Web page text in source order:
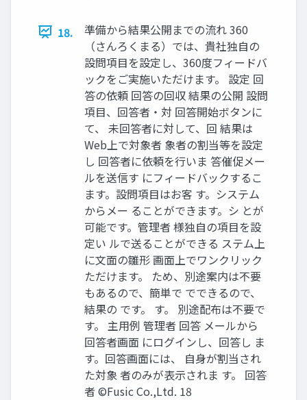
18.
準備から結果公開までの流れ 360
（さんろくまる）では、貴社独自の
設問項目を設定し、360度フィードバ
ックをご実施いただけます。 設定 回
答の依頼 回答の回収 結果の公開 設問
項目、回答者・対 回答開始ボタンに
て、 未回答者に対して、回 結果は
Web上で対象者 象者の割当等を設定
し 回答者に依頼を行いま 答催促メー
ルを送信す にフィードバックするこ
ます。設問項目はお客 す。システム
からメー ることができます。シ とが
可能です。管理者 様独自の項目を設
定い ルで送ることができる ステム上
に文面の雛形 画面上でワンクリック
ただけます。 ため、別途案内は不要
もあるので、簡単で でできるので、
結果の です。 す。 別途配布は不要で
す。 主用例 管理者 回答 メールから
回答者画面 にログインし、回答し ま
す。回答画面には、 自身が割当され
た対象 者のみが表示されま す。 回答
者 ©️Fusic Co.,Ltd. 18